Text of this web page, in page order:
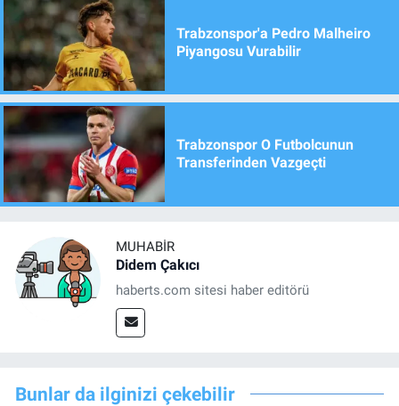
Trabzonspor'a Pedro Malheiro
Piyangosu Vurabilir
Trabzonspor O Futbolcunun
Transferinden Vazgeçti
MUHABIR
Didem Çakıcı
haberts.com sitesi haber editörü
Bunlar da ilginizi çekebilir